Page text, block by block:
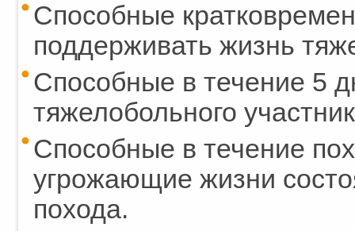
Способные
поддерживать жизнь
Способные в течение 5
тяжелобольного
Способные в течение
угрожающие жизни
похода.